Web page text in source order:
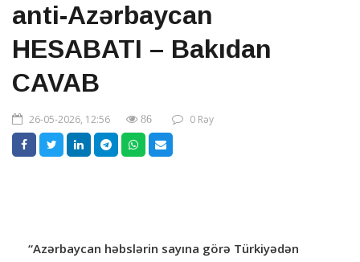
anti-Azərbaycan
HESABATI – Bakıdan
CAVAB
26-05-2026, 12:56 86 0 Rəy
“Azərbaycan həbslərin sayına görə Türkiyədən